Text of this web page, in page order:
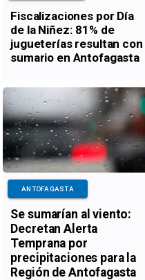
Fiscalizaciones por Día
de la Niñez: 81% de
jugueterías resultan con
sumario en Antofagasta
Se sumarían al viento:
Decretan Alerta
Temprana por
precipitaciones para la
Región de Antofagasta
ANTOFAGASTA